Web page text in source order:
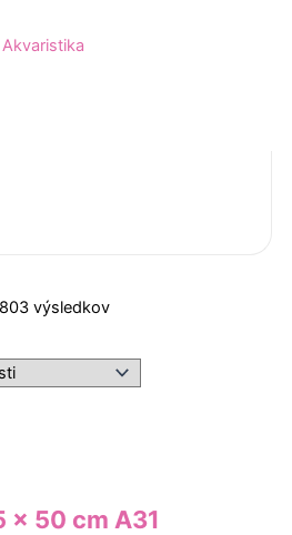
Akvaristika
výsledkov
50 cm A31